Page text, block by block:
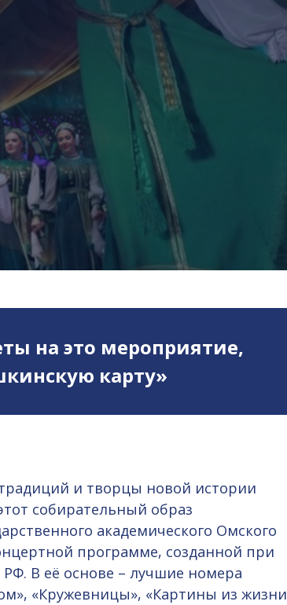
на это мероприятие,
карту»
и творцы новой истории
собирательный образ
академического Омского
программе, созданной при
В её основе – лучшие номера
«Кружевницы», «Картины из жизни